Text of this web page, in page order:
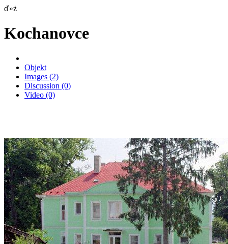
ď»ż
Kochanovce
Objekt
Images (2)
Discussion (0)
Video (0)